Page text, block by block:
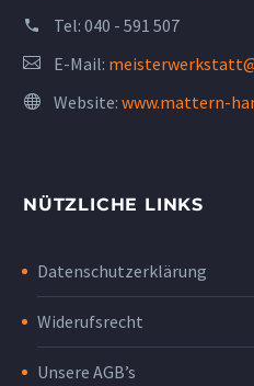
Tel: 040 - 591 507
E-Mail:
Website: www.mattern-
NÜTZLICHE LINKS
Datenschutzerklärung
Widerufsrecht
Unsere AGB’s